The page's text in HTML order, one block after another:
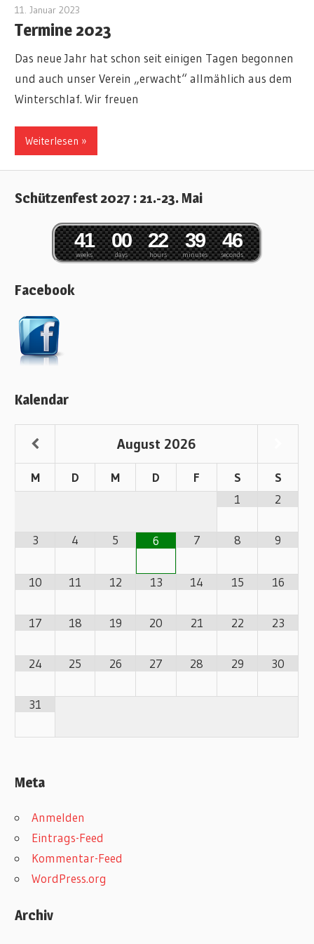
11. Januar 2023
Termine 2023
Das neue Jahr hat schon seit einigen Tagen begonnen
und auch unser Verein „erwacht“ allmählich aus dem
Winterschlaf. Wir freuen
Weiterlesen »
Schützenfest 2027 : 21.-23. Mai
weeks
41
days
00
hours
22
minutes
39
seconds
45
6
Facebook
Kalendar
August 2026
M D M D F S
S
1
2
3 4 5 6 7 8 9
10 11 12 13 14 15 16
17 18 19 20 21 22 23
24 25 26 27 28 29 30
31
Meta
Anmelden
Eintrags-Feed
Kommentar-Feed
WordPress.org
Archiv